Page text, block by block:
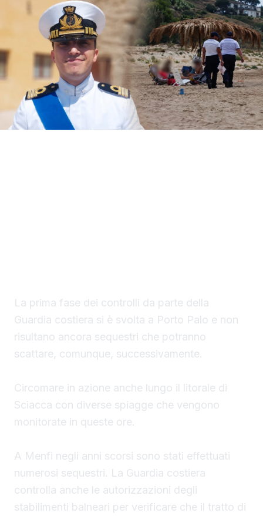
La prima fase dei controlli da parte della
Guardia costiera si è svolta a Porto Palo e non
risultano ancora sequestri che potranno
scattare, comunque, successivamente.
Circomare in azione anche lungo il litorale di
Sciacca con diverse spiagge che vengono
monitorate in queste ore.
A Menfi negli anni scorsi sono stati effettuati
numerosi sequestri. La Guardia costiera
controlla anche le autorizzazioni degli
stabilimenti balneari per verificare che il tratto di